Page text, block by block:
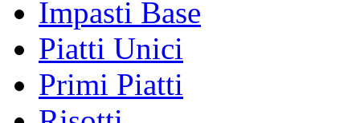
Impasti Base
Piatti Unici
Primi Piatti